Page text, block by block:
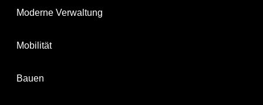
Moderne Verwaltung
Mobilität
Bauen